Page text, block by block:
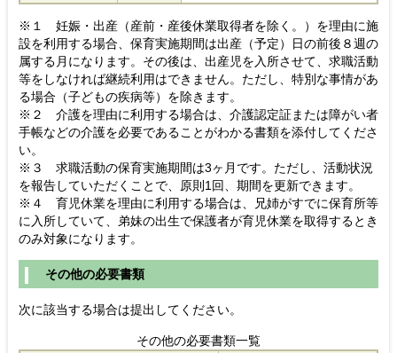
※１ 妊娠・出産（産前・産後休業取得者を除く。）を理由に施
設を利用する場合、保育実施期間は出産（予定）日の前後８週の
属する月になります。その後は、出産児を入所させて、求職活動
等をしなければ継続利用はできません。ただし、特別な事情があ
る場合（子どもの疾病等）を除きます。
※２ 介護を理由に利用する場合は、介護認定証または障がい者
手帳などの介護を必要であることがわかる書類を添付してくださ
い。
※３ 求職活動の保育実施期間は3ヶ月です。ただし、活動状況
を報告していただくことで、原則1回、期間を更新できます。
※４ 育児休業を理由に利用する場合は、兄姉がすでに保育所等
に入所していて、弟妹の出生で保護者が育児休業を取得するとき
のみ対象になります。
その他の必要書類
次に該当する場合は提出してください。
その他の必要書類一覧